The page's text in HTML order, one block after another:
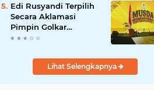
Solidaritas dan
Hadirkan Program
Nyata untuk
Masyarakat
Edi Rusyandi Terpilih
Secara Aklamasi
Pimpin Golkar
Bandung Barat,
Kepemimpinan
Harmonis "TurunLihat Selengkapnya